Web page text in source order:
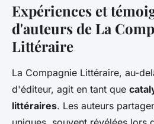
Expériences et
d'auteurs de La
Littéraire
La Compagnie Littéraire, au-
d'éditeur, agit en tant que
littéraires. Les auteurs